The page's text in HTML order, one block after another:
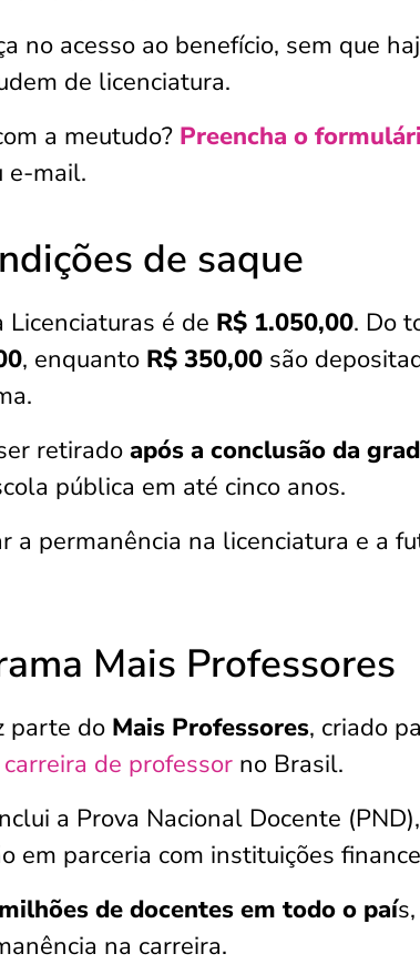
no acesso ao benefício, sem que
de licenciatura.
a meutudo? Preencha o
e-mail.
de saque
é de R$ 1.050,00. Do
, enquanto R$ 350,00 são
retirado após a conclusão da
pública em até cinco anos.
a permanência na licenciatura e a
Mais Professores
parte do Mais Professores, criado
carreira de professor no Brasil.
a Prova Nacional Docente
em parceria com instituições
de docentes em todo o paí
na carreira.